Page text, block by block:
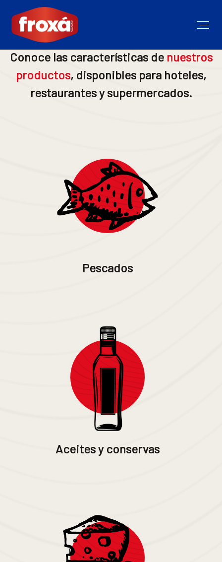
Conoce las características de nuestros
productos, disponibles para hoteles,
restaurantes y supermercados.
Pescados
Aceites y conservas